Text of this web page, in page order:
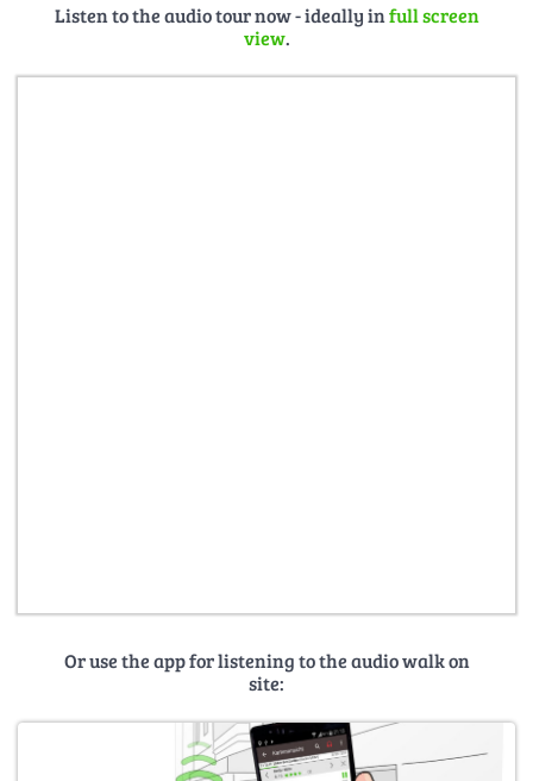
Listen to the audio tour now - ideally infull screen
view.
Or use the app for listening to the audio walk on
site: